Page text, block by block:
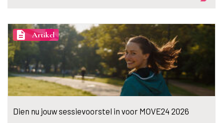
description Artikel
Dien nu jouw sessievoorstel in voor MOVE24 2026